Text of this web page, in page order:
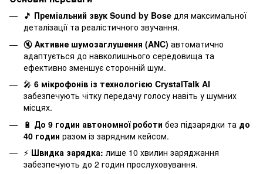
🎵 Преміальний звук Sound by Bose для максимальної
деталізації та реалістичного звучання.
🔇 Активне шумозаглушення (ANC) автоматично
адаптується до навколишнього середовища та
ефективно зменшує сторонній шум.
🎤 6 мікрофонів із технологією CrystalTalk AI
забезпечують чітку передачу голосу навіть у шумних
місцях.
🔋 До 9 годин автономної роботи без підзарядки та до
40 годин разом із зарядним кейсом.
⚡ Швидка зарядка: лише 10 хвилин заряджання
забезпечують до 2 годин прослуховування.